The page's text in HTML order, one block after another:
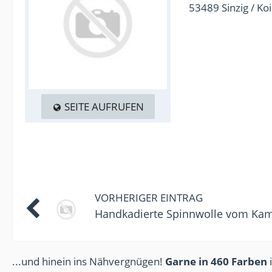
SEITE AUFRUFEN
53489 Sinzig /
VORHERIGER EINTRAG
Handkadierte Spinnwolle vom
...und hinein ins Nähvergnügen! Garne in 460 Farben